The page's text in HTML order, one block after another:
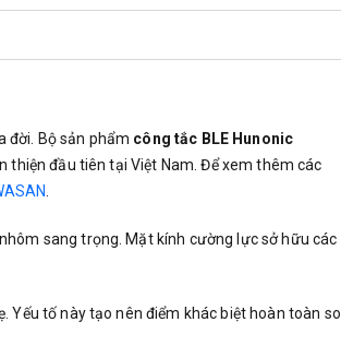
đời. Bộ sản phẩm công tắc BLE Hunonic
thiện đầu tiên tại Việt Nam. Để xem thêm các
sang trọng. Mặt kính cường lực sở hữu các
Yếu tố này tạo nên điểm khác biệt hoàn toàn so